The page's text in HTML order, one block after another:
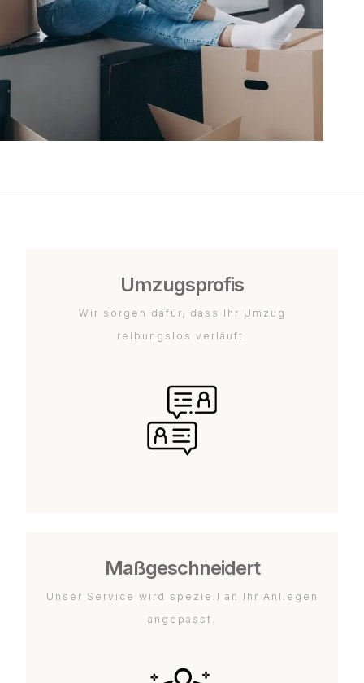
Umzugsprofis
Wir sorgen dafür, dass Ihr Umzug
reibungslos verläuft.
Maßgeschneidert
Unser Service wird speziell an Ihr Anliegen
angepasst.